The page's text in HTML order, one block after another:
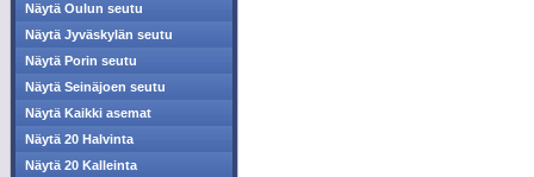
Näytä Oulun seutu
Näytä Jyväskylän seutu
Näytä Porin seutu
Näytä Seinäjoen seutu
Näytä Kaikki asemat
Näytä 20 Halvinta
Näytä 20 Kalleinta